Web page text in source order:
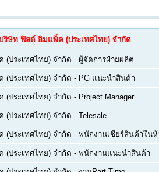
ริษัท ฟิลด์ อิมแพ็ค (ประเทศไทย) จำกัด
ประเทศไทย) จำกัด - ผู้จัดการฝ่ายผลิต
ประเทศไทย) จำกัด - PG แนะนำสินค้า
ประเทศไทย) จำกัด - Project Manager
ประเทศไทย) จำกัด - Telesale
ประเทศไทย) จำกัด - พนักงานเชียร์สินค้าใน
ประเทศไทย) จำกัด - พนักงานแนะนำสินค้า